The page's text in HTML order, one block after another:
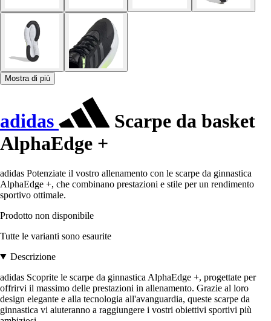
Mostra di più
adidas
Scarpe da basket
AlphaEdge +
adidas Potenziate il vostro allenamento con le scarpe da ginnastica
AlphaEdge +, che combinano prestazioni e stile per un rendimento
sportivo ottimale.
Prodotto non disponibile
Tutte le varianti sono esaurite
Descrizione
adidas Scoprite le scarpe da ginnastica AlphaEdge +, progettate per
offrirvi il massimo delle prestazioni in allenamento. Grazie al loro
design elegante e alla tecnologia all'avanguardia, queste scarpe da
ginnastica vi aiuteranno a raggiungere i vostri obiettivi sportivi più